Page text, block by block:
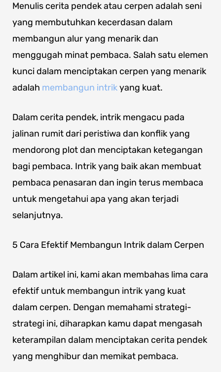
Menulis cerita pendek atau cerpen adalah seni
yang membutuhkan kecerdasan dalam
membangun alur yang menarik dan
menggugah minat pembaca. Salah satu elemen
kunci dalam menciptakan cerpen yang menarik
adalah membangun intrikyang kuat.
Dalam cerita pendek, intrik mengacu pada
jalinan rumit dari peristiwa dan konflik yang
mendorong plot dan menciptakan ketegangan
bagi pembaca. Intrik yang baik akan membuat
pembaca penasaran dan ingin terus membaca
untuk mengetahui apa yang akan terjadi
selanjutnya.
5 Cara Efektif Membangun Intrik dalam Cerpen
Dalam artikel ini, kami akan membahas lima cara
efektif untuk membangun intrik yang kuat
dalam cerpen. Dengan memahami strategi-
strategi ini, diharapkan kamu dapat mengasah
keterampilan dalam menciptakan cerita pendek
yang menghibur dan memikat pembaca.